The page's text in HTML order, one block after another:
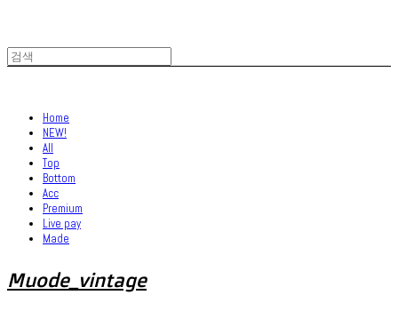
Home
NEW!
All
Top
Bottom
Acc
Premium
Live pay
Made
Muode_vintage